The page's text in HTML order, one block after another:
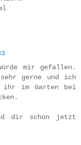
mir gefallen.
gerne und ich
ihr im Garten bei
dir schon jetzt